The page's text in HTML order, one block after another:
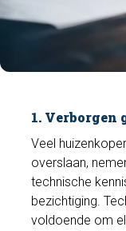
1. Verborgen
Veel
overslaan,
technische
bezichtiging.
voldoende om